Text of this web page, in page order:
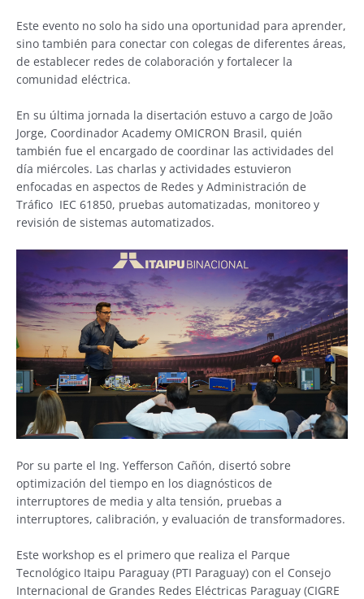
Este evento no solo ha sido una oportunidad para aprender,
sino también para conectar con colegas de diferentes áreas,
de establecer redes de colaboración y fortalecer la
comunidad eléctrica.
En su última jornada la disertación estuvo a cargo de João
Jorge, Coordinador Academy OMICRON Brasil, quién
también fue el encargado de coordinar las actividades del
día miércoles. Las charlas y actividades estuvieron
enfocadas en aspectos de Redes y Administración de
Tráfico IEC 61850, pruebas automatizadas, monitoreo y
revisión de sistemas automatizados.
Por su parte el Ing. Yefferson Cañón, disertó sobre
optimización del tiempo en los diagnósticos de
interruptores de media y alta tensión, pruebas a
interruptores, calibración, y evaluación de transformadores.
Este workshop es el primero que realiza el Parque
Tecnológico Itaipu Paraguay (PTI Paraguay) con el Consejo
Internacional de Grandes Redes Eléctricas Paraguay (CIGRE